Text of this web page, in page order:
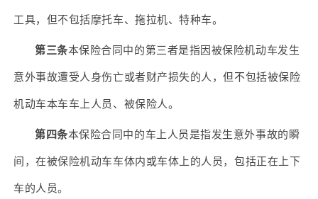
工具，但不包括摩托车、拖拉机、特种车。
第三条本保险合同中的第三者是指因被保险机动车发生
意外事故遭受人身伤亡或者财产损失的人，但不包括被保险
机动车本车车上人员、被保险人。
第四条本保险合同中的车上人员是指发生意外事故的瞬
间，在被保险机动车车体内或车体上的人员，包括正在上下
车的人员。